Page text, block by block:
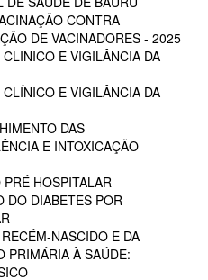
CONTRA
DE VACINADORES - 2025
E VIGILÂNCIA DA
E VIGILÂNCIA DA
DAS
E INTOXICAÇÃO
HOSPITALAR
DO DIABETES POR
NASCIDO E DA
PRIMÁRIA À SAÚDE: